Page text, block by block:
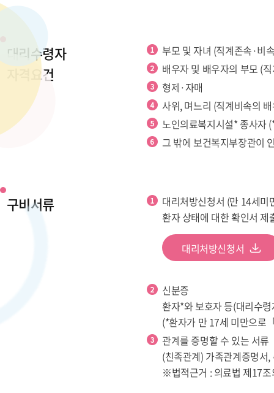
대리수령자
자격요건
부모 및 자녀 (직계존속·비
배우자 및 배우자의 부모 (
형제·자매
사위, 며느리 (직계비속의
노인의료복지시설* 종사자
그 밖에 보건복지부장관이
구비서류
대리처방신청서 (만 14세미
환자 상태에 대한 확인서
대리처방신청서
신분증
환자*와 보호자 등(대리수
(*환자가 만 17세 미만으로
관계를 증명할 수 있는 서류
(친족관계) 가족관계증명서
※법적근거 : 의료법 제17